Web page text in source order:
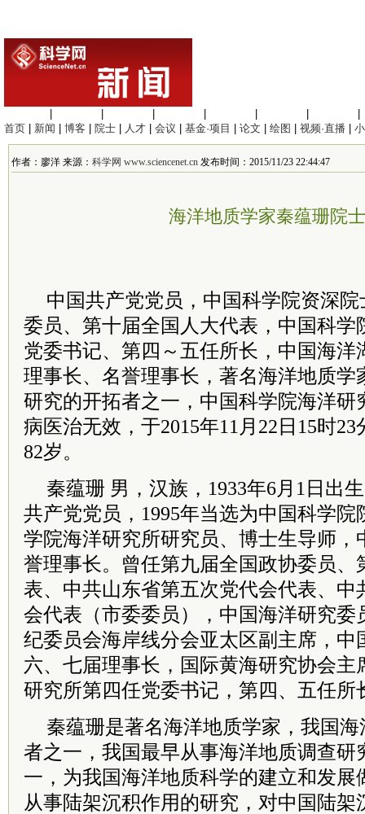
首页
新闻 博客 院士 人才 会议 基金·项目 论文 绘图 视频·直播
作者：廖洋 来源： 科学网 www.sciencenet.cn 发布时间：2015/11/23 22:44:47
海洋地质学家秦蕴珊院
中国共产党党员，中国科学院资深
委员、第十届全国人大代表，中国科学
党委书记、第四～五任所长，中国海洋
理事长、名誉理事长，著名海洋地质学
研究的开拓者之一，中国科学院海洋研
病医治无效，于2015年11月22日15时
82岁。
秦蕴珊 男，汉族，1933年6月1日出
共产党党员，1995年当选为中国科学
学院海洋研究所研究员、博士生导师，
誉理事长。曾任第九届全国政协委员、
表、中共山东省第五次党代会代表、中
会代表（市委委员），中国海洋研究委
纪委员会海岸线分会亚太区副主席，中
六、七届理事长，国际黄海研究协会主
研究所第四任党委书记，第四、五任所
秦蕴珊是著名海洋地质学家，我国
者之一，我国最早从事海洋地质调查研
一，为我国海洋地质科学的建立和发展
从事陆架沉积作用的研究，对中国陆架